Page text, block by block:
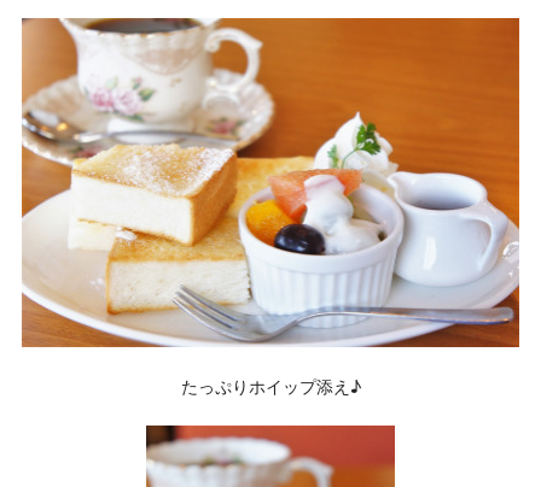
たっぷりホイップ添え♪